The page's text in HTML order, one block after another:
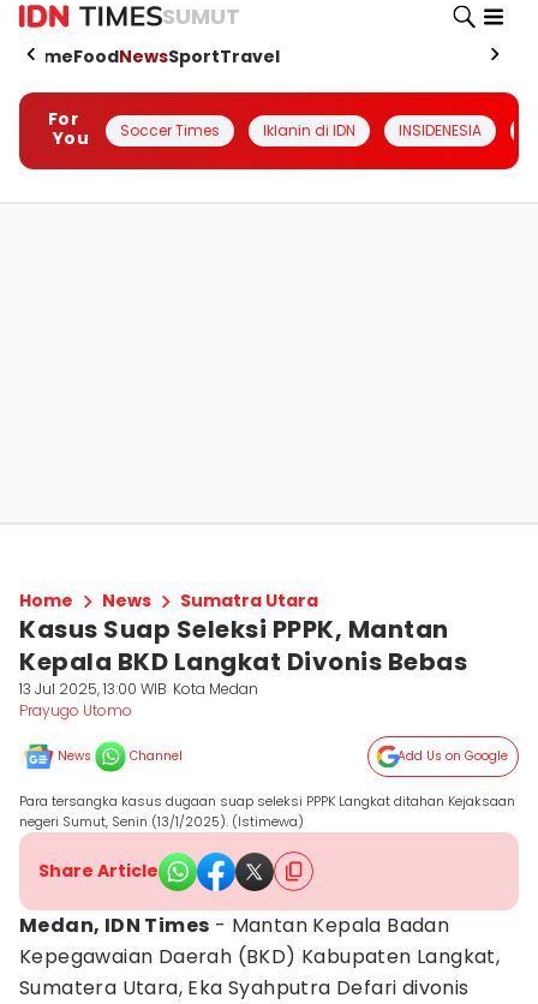
SUMUT
HomeFoodNewsSportTravel
For
You
Soccer Times Iklanin di IDN INSIDENESIA
Home News Sumatra Utara
Kasus Suap Seleksi PPPK, Mantan
Kepala BKD Langkat Divonis Bebas
13 Jul 2025, 13:00 WIB Kota Medan
Prayugo Utomo
News Channel Add Us on Google
Para tersangka kasus dugaan suap seleksi PPPK Langkat ditahan Kejaksaan
negeri Sumut, Senin (13/1/2025). (Istimewa)
Share Article
Medan, IDN Times - Mantan Kepala Badan
Kepegawaian Daerah (BKD) Kabupaten Langkat,
Sumatera Utara, Eka Syahputra Defari divonis